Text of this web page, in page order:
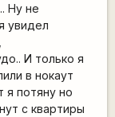
Ну не
увидел
И только я
в нокаут
я потяну но
с квартиры